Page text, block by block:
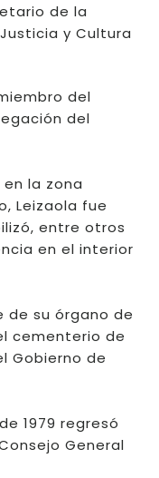
de la
y Cultura
del
del
la zona
Leizaola fue
entre otros
en el interior
de su órgano de
cementerio de
Gobierno de
1979 regresó
General